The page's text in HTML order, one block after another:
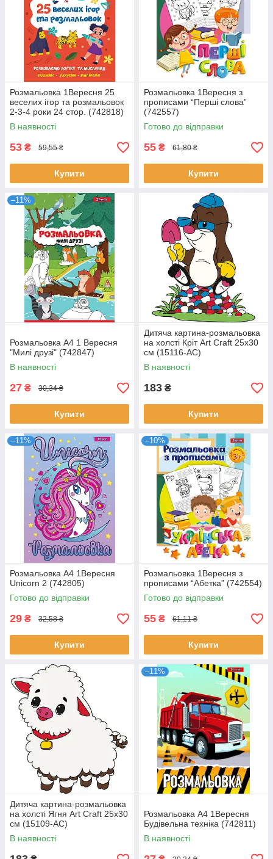
Розмальовка 1Вересня 25
веселих ігор та розмальовок
2-3-4 роки 24 стор. (742818)
В наявності
53 ₴ 59,55 ₴
Купити
Розмальовка 1Вересня з
прописами “Перші слова”
(742557)
Готово до відправки
55 ₴ 61,80 ₴
Купити
–11%
Розмальовка А4 1 Вересня
"Милі друзі" (742847)
В наявності
27 ₴ 30,34 ₴
Купити
Дитяча картина-розмальовка
на холсті Кріт Art Craft 25х30
см (15116-AC)
В наявності
183 ₴
Купити
–11%
Розмальовка А4 1Вересня
Unicorn 2 (742805)
Готово до відправки
29 ₴ 32,58 ₴
Купити
–10%
Розмальовка 1Вересня з
прописами “Абетка” (742554)
Готово до відправки
55 ₴ 61,11 ₴
Купити
Дитяча картина-розмальовка
на холсті Ягня Art Craft 25х30
см (15109-AC)
В наявності
–11%
Розмальовка А4 1Вересня
Будівельна техніка (742811)
В наявності